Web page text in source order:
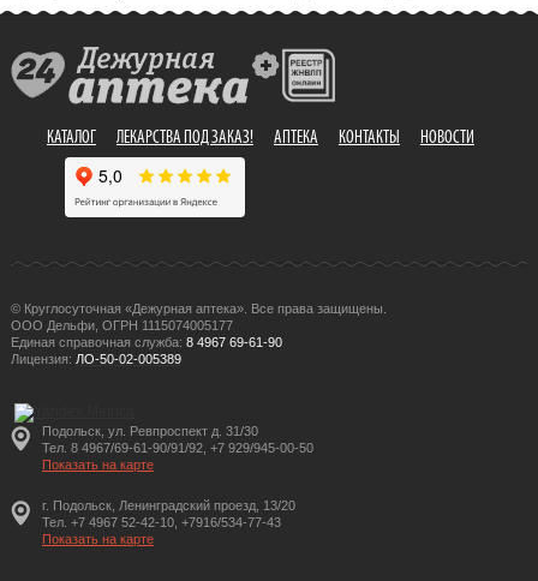
КАТАЛОГ ЛЕКАРСТВА ПОД ЗАКАЗ! АПТЕКА КОНТАКТЫ НОВОСТИ
© Круглосуточная «Дежурная аптека». Все права защищены.
ООО Дельфи, ОГРН 1115074005177
Единая справочная служба: 8 4967 69-61-90
Лицензия: ЛО-50-02-005389
Подольск, ул. Ревпроспект д. 31/30
Тел. 8 4967/69-61-90/91/92, +7 929/945-00-50
Показать на карте
г. Подольск, Ленинградский проезд, 13/20
Тел. +7 4967 52-42-10, +7916/534-77-43
Показать на карте